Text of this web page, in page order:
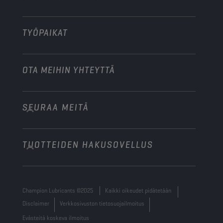
TYÖPAIKAT
OTA MEIHIN YHTEYTTÄ
info@championlubes.com
+32 3 870 00 20
Georges Gilliotstraat, 52 2620 Hemiksem
SEURAA MEITÄ
TUOTTEIDEN HAKUSOVELLUS
Champion Lubricants ©2025
Kaikki oikeudet pidätetään
Disclaimer
Verkkosivuston tietosuojailmoitus
Evästeitä koskeva ilmoitus